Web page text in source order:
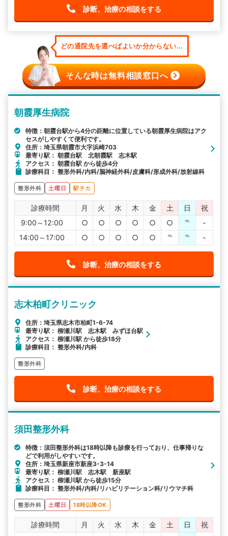
診断、治療の相談をする
どの通院先を選べばよいか分からない...
そんな時は無料相談窓口へ
朝霞厚生病院
特徴：朝霞台駅から4分の距離に位置している朝霞厚生病院はアク
セスがしやすくて便利です。
住所：埼玉県朝霞市大字浜崎703
最寄り駅： 朝霞台駅 北朝霞駅 志木駅
アクセス： 朝霞台駅 から徒歩4分
診療科目： 整形外科/内科/脳神経外科/皮膚科/形成外科/放射線科
整形外科 土曜日 駅チカ
診療時間 月 火 水 木 金 土 日
祝
9:00～12:00
○ ○ ○ ○ ○ ○ ℡
-
14:00～17:00
○ ○ ○ ○ ○ ℡ ℡ -
診断、治療の相談をする
志木柏町クリニック
住所：埼玉県志木市柏町1-6-74
最寄り駅： 柳瀬川駅 志木駅 みずほ台駅
アクセス： 柳瀬川駅 から徒歩18分
診療科目： 整形外科/内科
整形外科
診断、治療の相談をする
須田整形外科
特徴：須田整形外科は18時以降も診療を行っており、仕事帰りな
どで利用がしやすいです。
住所：埼玉県新座市新座3-3-14
最寄り駅： 柳瀬川駅 志木駅 新座駅
アクセス： 柳瀬川駅 から徒歩15分
診療科目： 整形外科/内科/リハビリテーション科/リウマチ科
整形外科 土曜日 18時以降OK
診療時間 月 火 水 木 金 土 日
祝